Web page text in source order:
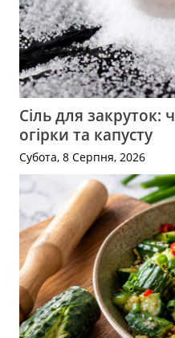
Сіль для закруток:
огірки та капусту
Субота, 8 Серпня, 2026